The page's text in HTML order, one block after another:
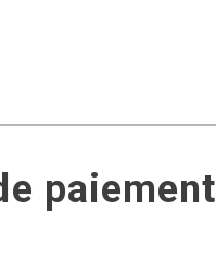
paiement